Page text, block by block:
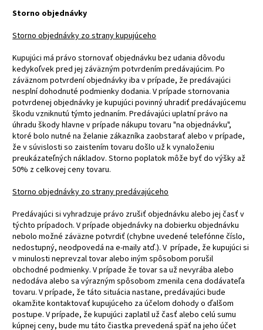
Storno objednávky
Storno objednávky zo strany kupujúceho
Kupujúci má právo stornovať objednávku bez udania dôvodu
kedykoľvek pred jej záväzným potvrdením predávajúcim. Po
záväznom potvrdení objednávky iba v prípade, že predávajúci
nesplní dohodnuté podmienky dodania. V prípade stornovania
potvrdenej objednávky je kupujúci povinný uhradiť predávajúcemu
škodu vzniknutú týmto jednaním. Predávajúci uplatní právo na
úhradu škody hlavne v prípade nákupu tovaru "na objednávku",
ktoré bolo nutné na želanie zákazníka zaobstarať alebo v prípade,
že v súvislosti so zaistením tovaru došlo už k vynaloženiu
preukázateľných nákladov. Storno poplatok môže byť do výšky až
50% z celkovej ceny tovaru.
Storno objednávky zo strany predávajúceho
Predávajúci si vyhradzuje právo zrušiť objednávku alebo jej časť v
týchto prípadoch. V prípade objednávky na dobierku objednávku
nebolo možné záväzne potvrdiť (chybne uvedené telefónne číslo,
nedostupný, neodpovedá na e-maily atď.). V prípade, že kupujúci si
v minulosti neprevzal tovar alebo iným spôsobom porušil
obchodné podmienky. V prípade že tovar sa už nevyrába alebo
nedodáva alebo sa výrazným spôsobom zmenila cena dodávateľa
tovaru. V prípade, že táto situácia nastane, predávajúci bude
okamžite kontaktovať kupujúceho za účelom dohody o ďalšom
postupe. V prípade, že kupujúci zaplatil už časť alebo celú sumu
kúpnej ceny, bude mu táto čiastka prevedená späť na jeho účet